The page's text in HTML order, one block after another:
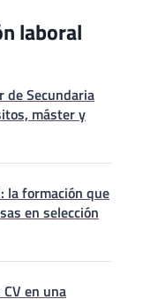
laboral
de Secundaria
máster y
la formación que
en selección
en una